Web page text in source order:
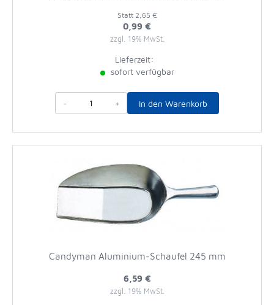
Statt 2,65 €
0,99 €
zzgl. 19% MwSt.
Lieferzeit:
sofort verfügbar
- + In den Warenkorb
Candyman Aluminium-Schaufel 245 mm
6,59 €
zzgl. 19% MwSt.